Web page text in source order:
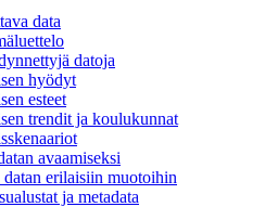
data
datoja
hyödyt
esteet
trendit ja koulukunnat
avaamiseksi
erilaisiin muotoihin
ja metadata